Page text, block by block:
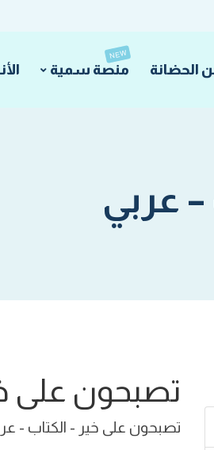
الحضانة منصة سمية
NEW
عربي
تصبحون على
تصبحون على خير - الكتاب -